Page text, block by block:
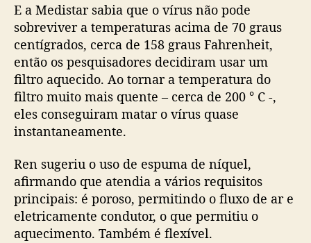
E a Medistar sabia que o vírus não pode
sobreviver a temperaturas acima de 70 graus
centígrados, cerca de 158 graus Fahrenheit,
então os pesquisadores decidiram usar um
filtro aquecido. Ao tornar a temperatura do
filtro muito mais quente – cerca de 200 ° C -,
eles conseguiram matar o vírus quase
instantaneamente.
Ren sugeriu o uso de espuma de níquel,
afirmando que atendia a vários requisitos
principais: é poroso, permitindo o fluxo de ar e
eletricamente condutor, o que permitiu o
aquecimento. Também é flexível.